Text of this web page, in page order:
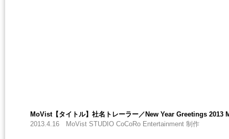
MoVist【タイトル】社名トレーラー／New Year Greetings 2013
2013.4.16 MoVist STUDIO CoCoRo Entertainment 制作